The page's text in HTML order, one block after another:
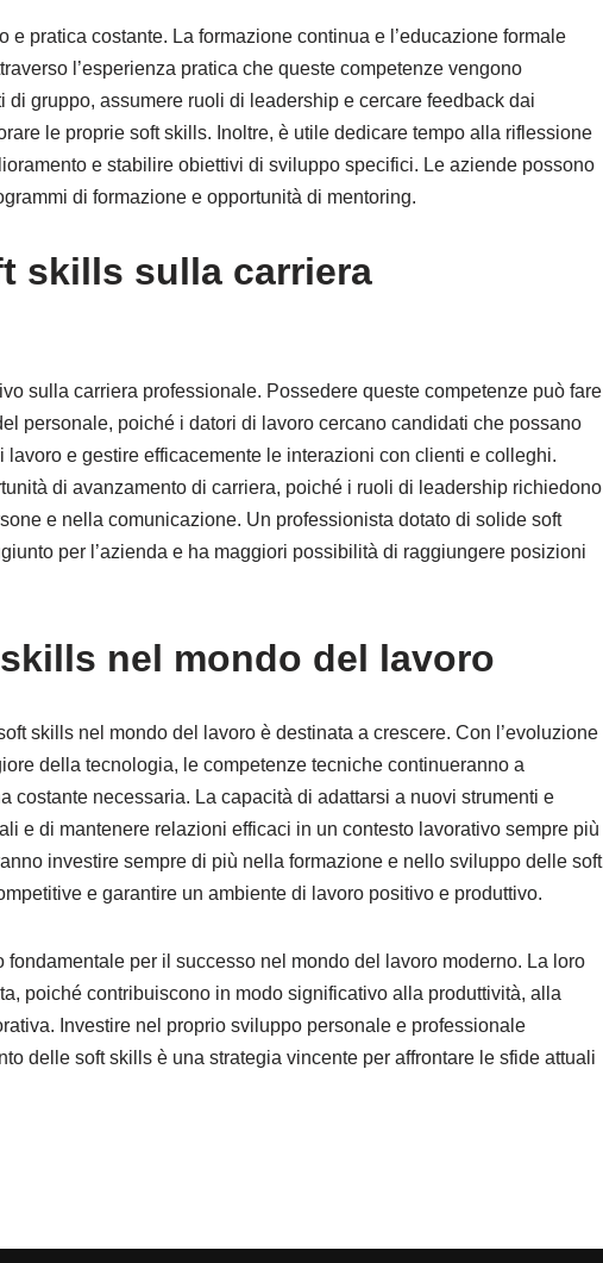
pratica costante. La formazione continua e l’educazione formale
l’esperienza pratica che queste competenze vengono
di gruppo, assumere ruoli di leadership e cercare feedback dai
le proprie soft skills. Inoltre, è utile dedicare tempo alla riflessione
e stabilire obiettivi di sviluppo specifici. Le aziende possono
di formazione e opportunità di mentoring.
skills sulla carriera
sulla carriera professionale. Possedere queste competenze può fare
personale, poiché i datori di lavoro cercano candidati che possano
lavoro e gestire efficacemente le interazioni con clienti e colleghi.
di avanzamento di carriera, poiché i ruoli di leadership richiedono
e nella comunicazione. Un professionista dotato di solide soft
per l’azienda e ha maggiori possibilità di raggiungere posizioni
nel mondo del lavoro
skills nel mondo del lavoro è destinata a crescere. Con l’evoluzione
della tecnologia, le competenze tecniche continueranno a
costante necessaria. La capacità di adattarsi a nuovi strumenti e
e di mantenere relazioni efficaci in un contesto lavorativo sempre più
investire sempre di più nella formazione e nello sviluppo delle soft
e garantire un ambiente di lavoro positivo e produttivo.
fondamentale per il successo nel mondo del lavoro moderno. La loro
poiché contribuiscono in modo significativo alla produttività, alla
Investire nel proprio sviluppo personale e professionale
delle soft skills è una strategia vincente per affrontare le sfide attuali